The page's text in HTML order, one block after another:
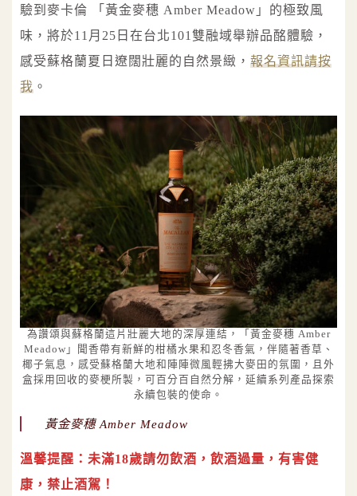
驗到麥卡倫 「黃金麥穗 Amber Meadow」的極致風
味，將於11月25日在台北101雙融域舉辦品酩體驗，
感受蘇格蘭夏日遼闊壯麗的自然景緻， 報名資訊請按
我 。
為讚頌與蘇格蘭這片壯麗大地的深厚連結，「黃金麥穗 Amber
Meadow」聞香帶有新鮮的柑橘水果和忍冬香氣，伴隨著香草、
椰子氣息，感受蘇格蘭大地和陣陣微風輕拂大麥田的氛圍，且外
盒採用回收的麥梗所製，可百分百自然分解，延續系列產品探索
永續包裝的使命。
黃金麥穗 Amber Meadow
溫馨提醒：未滿18歲請勿飲酒，飲酒過量，有害健
康，禁止酒駕！